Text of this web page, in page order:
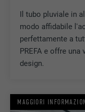
Il tubo pluviale in
modo affidabile
perfettamente a
PREFA e offre
design.
MAGGIORI
SCOPO
PROVIDER